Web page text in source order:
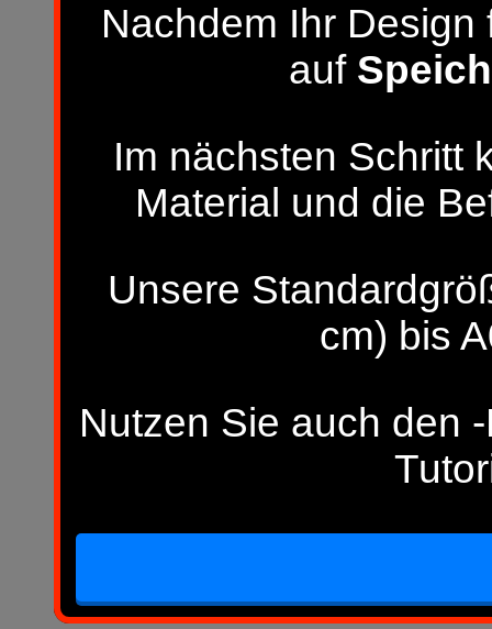
Nachdem Ihr
auf
Im nächsten Schritt
Material und die
Unsere
cm) bis
Nutzen Sie auch den